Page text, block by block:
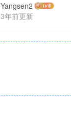
Yangsen2
3年前更新